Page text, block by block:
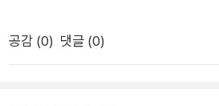
공감 (0) 댓글 (0)